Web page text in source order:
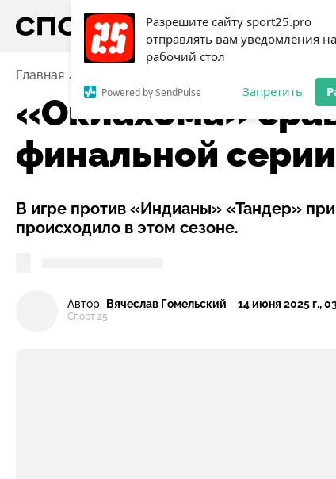
Разрешите сайту sport25.pro
отправлять вам уведомления на
рабочий стол
Powered by SendPulse Запретить
Главная «Оклахома»
«Оклахома»
финальной
В игре против «Индианы» «Тандер»
происходило в этом сезоне.
Автор: Вячеслав Гомельский
Спорт 25
14 июня 2025 г.,